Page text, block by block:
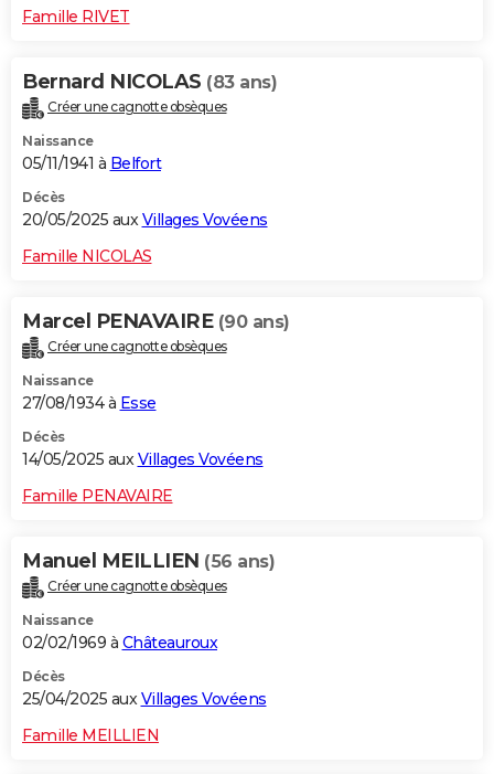
Famille RIVET
Bernard NICOLAS (83 ans)
Créer une cagnotte obsèques
Naissance
05/11/1941 à Belfort
Décès
20/05/2025 auxVillages Vovéens
Famille NICOLAS
Marcel PENAVAIRE (90 ans)
Créer une cagnotte obsèques
Naissance
27/08/1934 à Esse
Décès
14/05/2025 auxVillages Vovéens
Famille PENAVAIRE
Manuel MEILLIEN (56 ans)
Créer une cagnotte obsèques
Naissance
02/02/1969 à Châteauroux
Décès
25/04/2025 auxVillages Vovéens
Famille MEILLIEN